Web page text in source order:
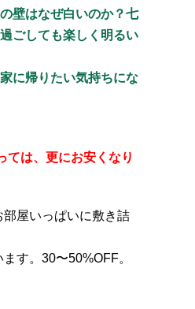
壁はなぜ白いのか？七
ごしても楽しく明るい
に帰りたい気持ちにな
ては、更にお安くなり
部屋いっぱいに敷き詰
す。30〜50%OFF。